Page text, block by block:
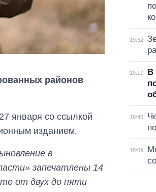
районов
января со ссылкой
изданием.
в
запечатлены 14
от двух до пяти
19:52
19:17
В
18:45
18:09